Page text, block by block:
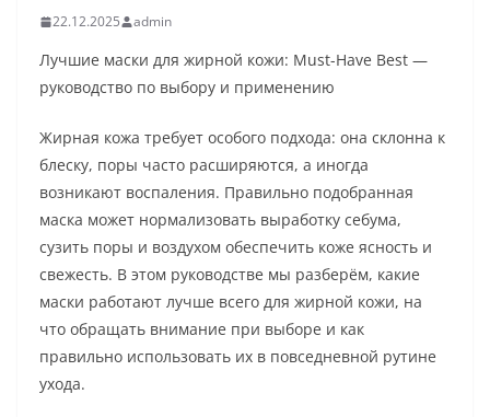
22.12.2025 admin
Лучшие маски для жирной кожи: Must-Have Best —
руководство по выбору и применению
Жирная кожа требует особого подхода: она склонна к
блеску, поры часто расширяются, а иногда
возникают воспаления. Правильно подобранная
маска может нормализовать выработку себума,
сузить поры и воздухом обеспечить коже ясность и
свежесть. В этом руководстве мы разберём, какие
маски работают лучше всего для жирной кожи, на
что обращать внимание при выборе и как
правильно использовать их в повседневной рутине
ухода.